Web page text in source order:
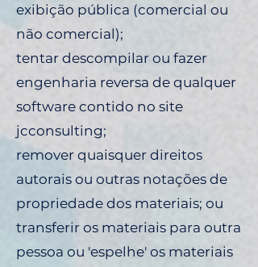
exibição pública (comercial ou
não comercial);
tentar descompilar ou fazer
engenharia reversa de qualquer
software contido no site
jcconsulting;
remover quaisquer direitos
autorais ou outras notações de
propriedade dos materiais; ou
transferir os materiais para outra
pessoa ou 'espelhe' os materiais